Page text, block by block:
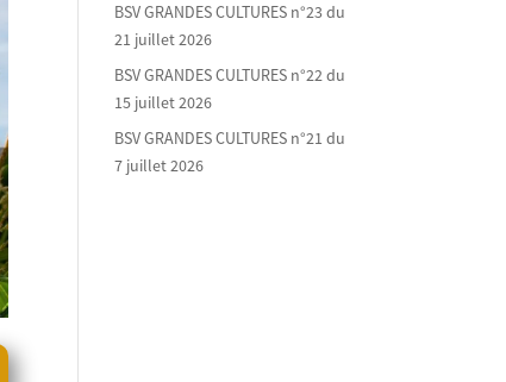
BSV GRANDES CULTURES n°23 du
21 juillet 2026
BSV GRANDES CULTURES n°22 du
15 juillet 2026
BSV GRANDES CULTURES n°21 du
7 juillet 2026